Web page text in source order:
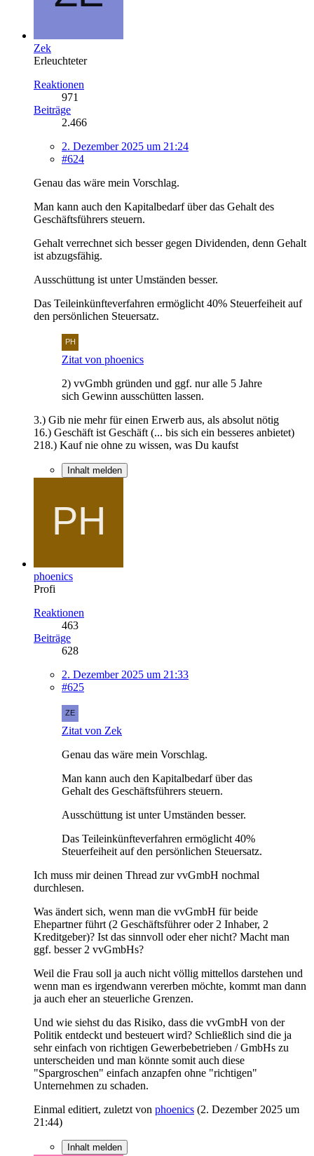
Zek
Erleuchteter
Reaktionen
971
Beiträge
2.466
2. Dezember 2025 um 21:24
#624
Genau das wäre mein Vorschlag.
Man kann auch den Kapitalbedarf über das Gehalt des
Geschäftsführers steuern.
Gehalt verrechnet sich besser gegen Dividenden, denn Gehalt
ist abzugsfähig.
Ausschüttung ist unter Umständen besser.
Das Teileinkünfteverfahren ermöglicht 40% Steuerfeiheit auf
den persönlichen Steuersatz.
Zitat von phoenics
2) vvGmbh gründen und ggf. nur alle 5 Jahre
sich Gewinn ausschütten lassen.
3.) Gib nie mehr für einen Erwerb aus, als absolut nötig
16.) Geschäft ist Geschäft (... bis sich ein besseres anbietet)
218.) Kauf nie ohne zu wissen, was Du kaufst
Inhalt melden
phoenics
Profi
Reaktionen
463
Beiträge
628
2. Dezember 2025 um 21:33
#625
Zitat von Zek
Genau das wäre mein Vorschlag.
Man kann auch den Kapitalbedarf über das
Gehalt des Geschäftsführers steuern.
Ausschüttung ist unter Umständen besser.
Das Teileinkünfteverfahren ermöglicht 40%
Steuerfeiheit auf den persönlichen Steuersatz.
Ich muss mir deinen Thread zur vvGmbH nochmal
durchlesen.
Was ändert sich, wenn man die vvGmbH für beide
Ehepartner führt (2 Geschäftsführer oder 2 Inhaber, 2
Kreditgeber)? Ist das sinnvoll oder eher nicht? Macht man
ggf. besser 2 vvGmbHs?
Weil die Frau soll ja auch nicht völlig mittellos darstehen und
wenn man es irgendwann vererben möchte, kommt man dann
ja auch eher an steuerliche Grenzen.
Und wie siehst du das Risiko, dass die vvGmbH von der
Politik entdeckt und besteuert wird? Schließlich sind die ja
sehr einfach von richtigen Gewerbebetrieben / GmbHs zu
unterscheiden und man könnte somit auch diese
"Spargroschen" einfach anzapfen ohne "richtigen"
Unternehmen zu schaden.
Einmal editiert, zuletzt von phoenics (2. Dezember 2025 um
21:44)
Inhalt melden